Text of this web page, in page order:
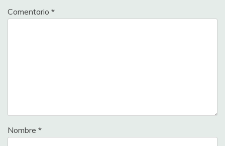
Comentario *
Nombre *